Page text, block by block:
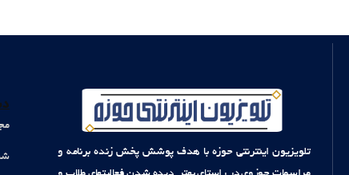
تلویزیون اینترنتی حوزه با هدف پوشش پخش زنده برنامه و